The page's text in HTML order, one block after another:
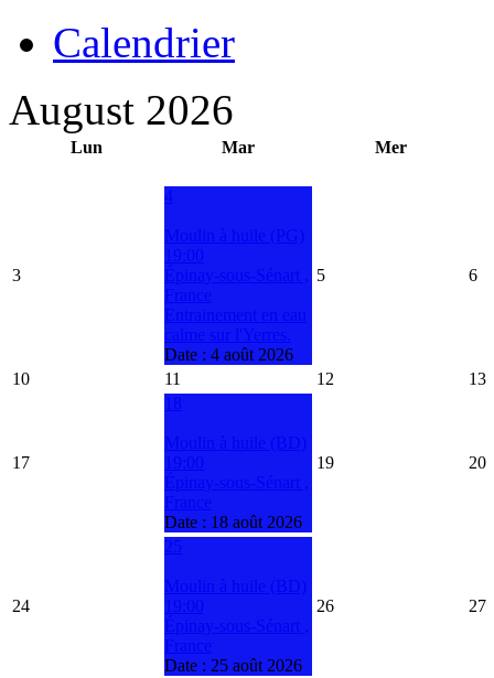
Calendrier
August 2026
Lun Mar Mer
3
Date : 4 août 2026
5 6
10 11 12 13
17
Date : 18 août 2026
19 20
24
Date : 25 août 2026
26 27